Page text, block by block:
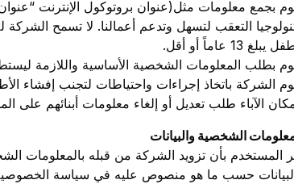
التعقب لتسهل وتدعم أعمالنا. لا تسمح
يبلغ 13 عاماً أو أقل.
بطلب المعلومات الشخصية الأساسية واللازمة
الشركة باتخاذ إجراءات واحتياطات لتجنب إفشاء
الآباء طلب تعديل أو إلغاء معلومات أبنائهم على
الشخصية والبيانات
المستخدم بأن تزويد الشركة من قبله بالمعلومات
حسب ما هو منصوص عليه في سياسة